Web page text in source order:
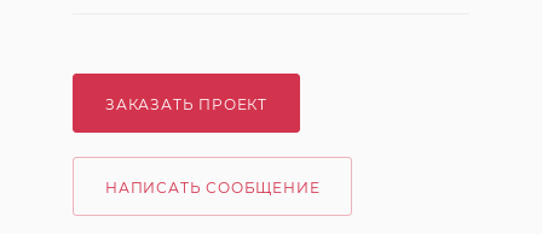
ЗАКАЗАТЬ ПРОЕКТ
НАПИСАТЬ СООБЩЕНИЕ